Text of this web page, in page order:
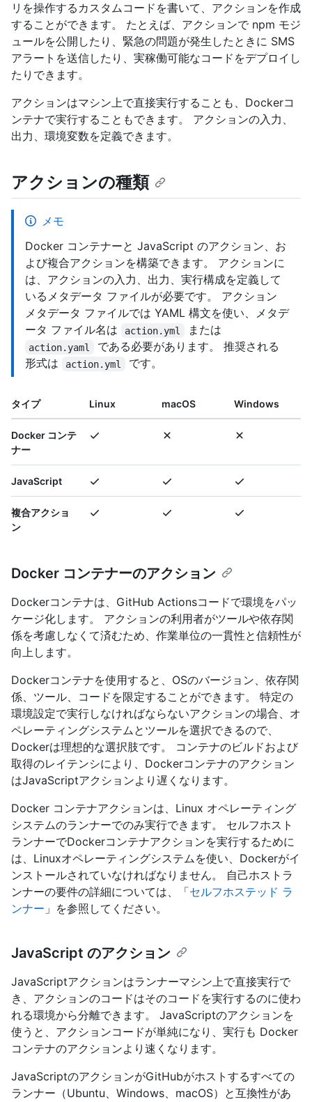
リを操作するカスタムコードを書いて、アクションを作成
することができます。 たとえば、アクションで npm モジ
ュールを公開したり、緊急の問題が発生したときに SMS
アラートを送信したり、実稼働可能なコードをデプロイし
たりできます。
アクションはマシン上で直接実行することも、Dockerコ
ンテナで実行することもできます。 アクションの入力、
出力、環境変数を定義できます。
アクションの種類
メモ
Docker コンテナーと JavaScript のアクション、お
よび複合アクションを構築できます。 アクションに
は、アクションの入力、出力、実行構成を定義して
いるメタデータ ファイルが必要です。 アクション
メタデータ ファイルでは YAML 構文を使い、メタデ
ータ ファイル名は
action.yml または
action.yaml
である必要があります。 推奨される
形式は
action.yml です。
タイプ Linux macOS Windows
Docker コンテ
ナー
JavaScript
複合アクショ
ン
Docker コンテナーのアクション
Dockerコンテナは、GitHub Actionsコードで環境をパッ
ケージ化します。 アクションの利用者がツールや依存関
係を考慮しなくて済むため、作業単位の一貫性と信頼性が
向上します。
Dockerコンテナを使用すると、OSのバージョン、依存関
係、ツール、コードを限定することができます。 特定の
環境設定で実行しなければならないアクションの場合、オ
ペレーティングシステムとツールを選択できるので、
Dockerは理想的な選択肢です。 コンテナのビルドおよび
取得のレイテンシにより、Dockerコンテナのアクション
はJavaScriptアクションより遅くなります。
Docker コンテナアクションは、Linux オペレーティング
システムのランナーでのみ実行できます。 セルフホスト
ランナーでDockerコンテナアクションを実行するために
は、Linuxオペレーティングシステムを使い、Dockerがイ
ンストールされていなければなりません。 自己ホストラ
ンナーの要件の詳細については、「セルフホステッド ラ
ンナー 」を参照してください。
JavaScript のアクション
JavaScriptアクションはランナーマシン上で直接実行で
き、アクションのコードはそのコードを実行するのに使わ
れる環境から分離できます。 JavaScriptのアクションを
使うと、アクションコードが単純になり、実行も Docker
コンテナのアクションより速くなります。
JavaScriptのアクションがGitHubがホストするすべての
ランナー（Ubuntu、Windows、macOS）と互換性があ